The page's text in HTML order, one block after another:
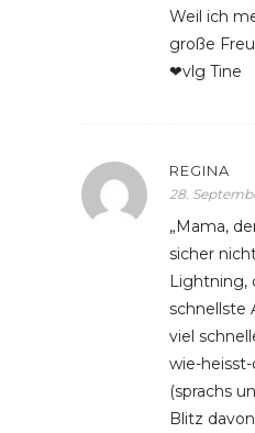
Weil ich
große
❤vlg Tine
REGINA
28.
„Mama,
sicher
Lightning,
schnellste
viel
wie-heisst-
(sprachs
Blitz